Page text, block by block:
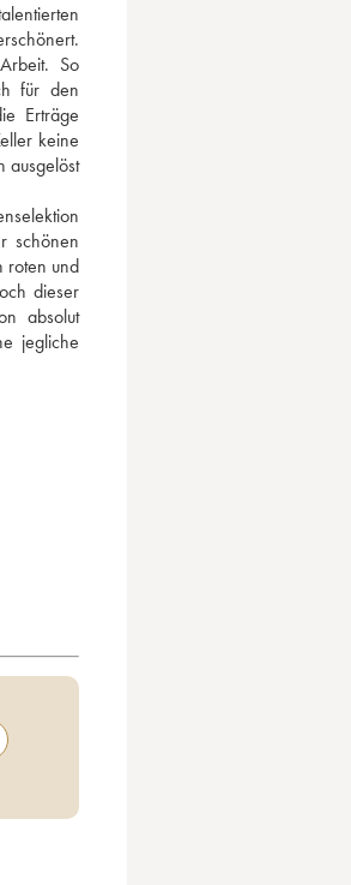
So
für den
Erträge
keine
ausgelöst
schönen
roten und
dieser
absolut
jegliche